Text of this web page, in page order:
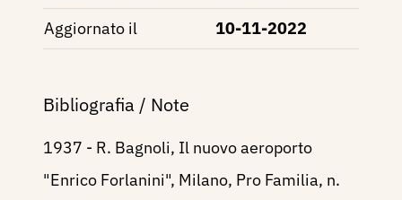
Aggiornato il
10-11-2022
Bibliografia / Note
1937 - R. Bagnoli, Il nuovo aeroporto
"Enrico Forlanini", Milano, Pro Familia, n.